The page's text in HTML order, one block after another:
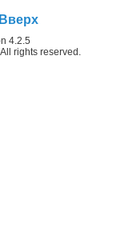
Вверх
4.2.5
rights reserved.